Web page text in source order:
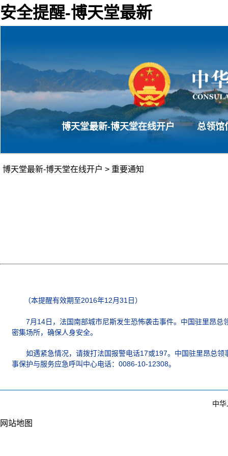
安全提醒-博天堂最新
博天堂最新-博天堂在线开户 总领馆
博天堂最新-博天堂在线开户 > 重要通知
（本提醒有效期至2016年12月31日）
7月14日，法国南部城市尼斯发生恐怖袭击事件。中国驻里昂总
密集场所，确保人身安全。
如遇紧急情况，请拨打法国报警电话17或197。中国驻里昂总领
事保护与服务应急呼叫中心电话：0086-10-12308。
中
网站地图